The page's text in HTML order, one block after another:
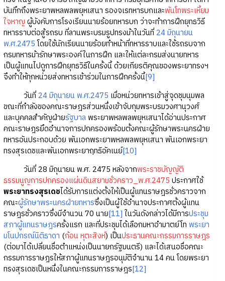
บันทึกถึงพระยาพหลพลพยุหเสนา รองจเรทหารบกและพันโทพระเหี้ยม
ใจหาญ ผู้บังคับการโรงเรียนนายร้อยทหารบก ว่าจะทำการฝึกยุทธวิธี
ทหารราบต่อสู้รถรบ ที่ลานพระบรมรูปทรงม้าในวันที่ 24 มิถุนายน
พ.ศ.2475โดยใช้นักเรียนนายร้อยทำหน้าที่ทหารราบและใช้รถรบจาก
กรมทหารม้ารักษาพระองค์ในการฝึก และให้แต่ละกรมส่งนายทหาร
เป็นผู้แทนไปดูการฝึกยุทธวิธีในครั้งนี้ ด้วยเกียรติคุณของพระยาทรงฯ
จึงทำให้ทุกหน่วยส่งทหารเข้าร่วมในการฝึกครั้งนี้[9]
วันที่ 24 มิถุนายน พ.ศ.2475 เมื่อหน่วยทหารเข้าสู่จุดชุมนุมพล
ขณะที่กำลังของคณะราษฎรส่วนหนึ่งเข้าจับกุมพระบรมวงศานุวงศ์
และบุคคลสำคัญฝ่ายรัฐบาล พระยาพหลพลพยุหเสนาได้อ่านประกาศ
คณะราษฎรยึดอำนาจการปกครองพร้อมตั้งคณะผู้รักษาพระนครฝ่าย
ทหารอันประกอบด้วย พันเอกพระยาพหลพลพยุหเสนา พันเอกพระยา
ทรงสุรเดชและพันเอกพระยาฤทธิอัคเนย์[10]
วันที่ 28 มิถุนายน พ.ศ. 2475 หลังจากพระราชบัญญัติ
ธรรมนูญการปกครองแผ่นดินสยามชั่วคราว_พ.ศ.2475 ประกาศใช้
พระยาทรงสุรเดชได้รับการแต่งตั้งให้เป็นผู้แทนราษฎรชั่วคราวจาก
คณะผู้รักษาพระนครฝ่ายทหารซึ่งเป็นผู้ใช้อำนาจประกาศตั้งผู้แทน
ราษฎรชั่วคราวซึ่งมีจำนวน 70 นาย[11] ในวันดังกล่าวได้มีการประชุม
สภาผู้แทนราษฎรครั้งแรก และที่ประชุมได้เลือกมหาอำมาตย์โท พระยา
มโนปกรณ์นิติธาดา (ก้อน หุตะสิงห์) เป็นประธานคณะกรรมการราษฎร
(ต่อมาได้เปลี่ยนชื่อตำแหน่งเป็นนายกรัฐมนตรี) และได้เสนอชื่อคณะ
กรรมการราษฎรให้สภาผู้แทนราษฎรอนุมัติจำนาน 14 คน โดยพระยา
ทรงสุรเดชเป็นหนึ่งในคณะกรรมการราษฎร[12]